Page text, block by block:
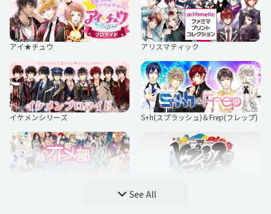
アイ★チュウ アリスマティック
イケメンシリーズ S+h(スプラッシュ)＆Frep(フレップ)
le-
See All